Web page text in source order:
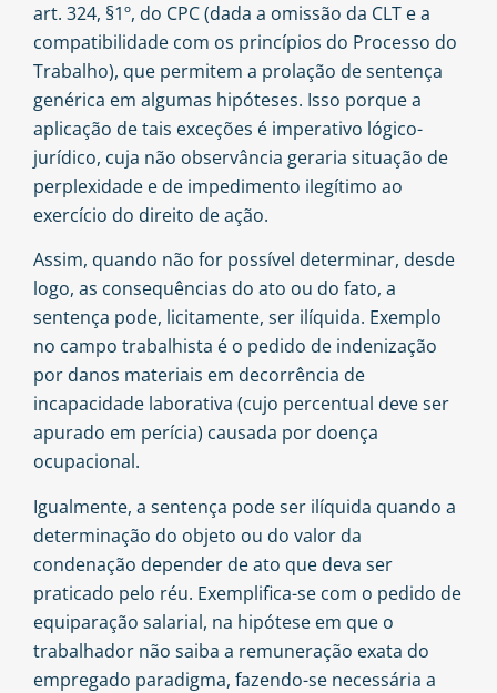
art. 324, §1º, do CPC (dada a omissão da CLT e a
compatibilidade com os princípios do Processo do
Trabalho), que permitem a prolação de sentença
genérica em algumas hipóteses. Isso porque a
aplicação de tais exceções é imperativo lógico-
jurídico, cuja não observância geraria situação de
perplexidade e de impedimento ilegítimo ao
exercício do direito de ação.
Assim, quando não for possível determinar, desde
logo, as consequências do ato ou do fato, a
sentença pode, licitamente, ser ilíquida. Exemplo
no campo trabalhista é o pedido de indenização
por danos materiais em decorrência de
incapacidade laborativa (cujo percentual deve ser
apurado em perícia) causada por doença
ocupacional.
Igualmente, a sentença pode ser ilíquida quando a
determinação do objeto ou do valor da
condenação depender de ato que deva ser
praticado pelo réu. Exemplifica-se com o pedido de
equiparação salarial, na hipótese em que o
trabalhador não saiba a remuneração exata do
empregado paradigma, fazendo-se necessária a